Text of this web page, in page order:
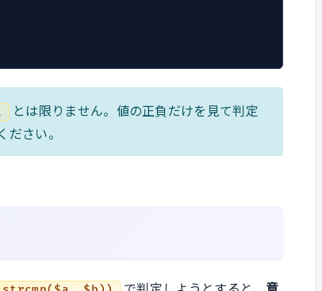
とは限りません。値の正負だけを見て判定
ださい。